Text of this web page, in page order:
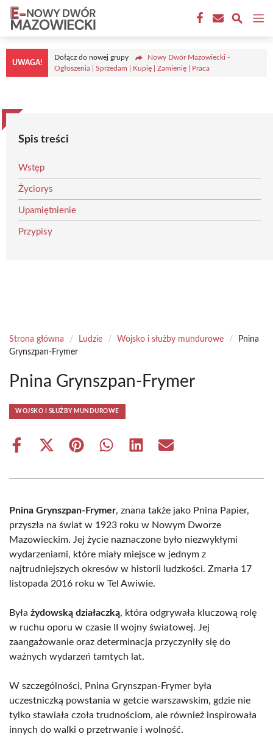
Przejdź
treści
UWAGA!
Dołącz do nowej grupy
Nowy Dwór Mazowiecki -
Ogłoszenia | Sprzedam | Kupię | Zamienię | Praca
Spis treści
Wstęp
Życiorys
Upamiętnienie
Przypisy
Strona główna / Ludzie / Wojsko i służby mundurowe /
Pnina
Grynszpan-Frymer
Pnina Grynszpan-Frymer
WOJSKO I SŁUŻBY MUNDUROWE
Share
Share
(Twitter)
Share Share Share Share
Pnina Grynszpan-Frymer, znana także jako Pnina Papier,
przyszła na świat w 1923 roku w Nowym Dworze
Mazowieckim. Jej życie naznaczone było niezwykłymi
wydarzeniami, które miały miejsce w jednym z
najtrudniejszych okresów w historii ludzkości. Zmarła 17
listopada 2016 roku w Tel Awiwie.
Była żydowską działaczką, która odgrywała kluczową rolę
w ruchu oporu w czasie II wojny światowej. Jej
zaangażowanie oraz determinacja przyczyniły się do
ważnych wydarzeń tamtych lat.
W szczególności, Pnina Grynszpan-Frymer była
uczestniczką powstania w getcie warszawskim, gdzie nie
tylko stawiała czoła trudnościom, ale również inspirowała
innych do walki o przetrwanie i wolność.